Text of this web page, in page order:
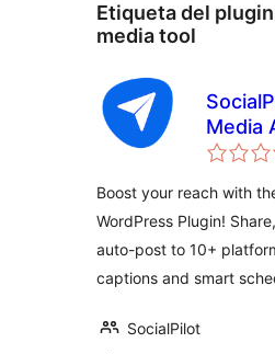
Etiqueta del
media tool
Media
Boost your reach with
WordPress Plugin!
auto-post to 10+
captions and smart
SocialPilot